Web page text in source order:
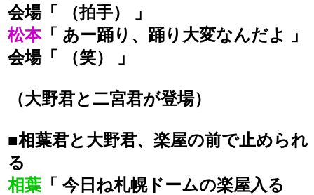
会場「 （拍手） 」
松本「 あー踊り、踊り大変なんだよ 」
会場「 （笑） 」
（大野君と二宮君が登場）
■相葉君と大野君、楽屋の前で止められ
る
相葉 「 今日ね札幌ドームの楽屋入る